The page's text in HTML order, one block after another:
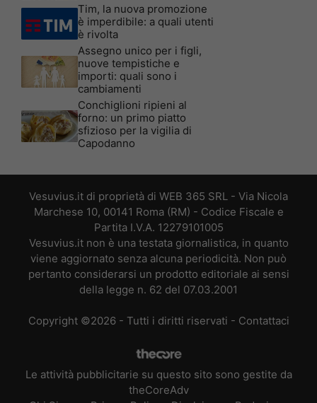
Tim, la nuova promozione
è imperdibile: a quali utenti
è rivolta
Assegno unico per i figli,
nuove tempistiche e
importi: quali sono i
cambiamenti
Conchiglioni ripieni al
forno: un primo piatto
sfizioso per la vigilia di
Capodanno
Vesuvius.it di proprietà di WEB 365 SRL - Via Nicola
Marchese 10, 00141 Roma (RM) - Codice Fiscale e
Partita I.V.A. 12279101005
Vesuvius.it non è una testata giornalistica, in quanto
viene aggiornato senza alcuna periodicità. Non può
pertanto considerarsi un prodotto editoriale ai sensi
della legge n. 62 del 07.03.2001
Copyright ©2026 - Tutti i diritti riservati - Contattaci
Le attività pubblicitarie su questo sito sono gestite da
theCoreAdv